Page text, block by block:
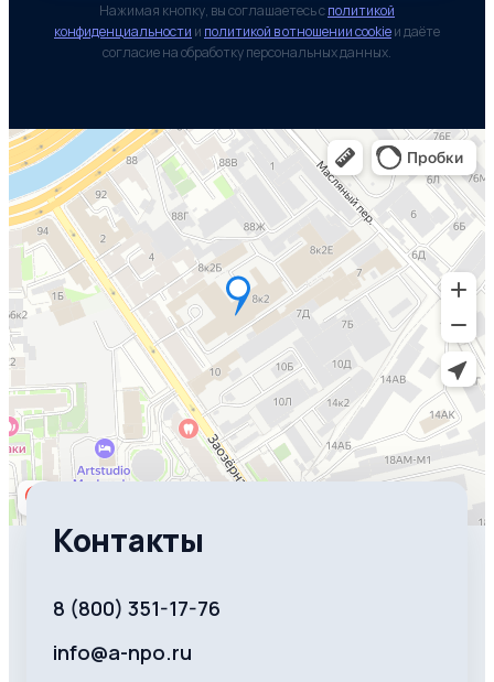
Нажимая кнопку, вы соглашаетесь сполитикой
конфиденциальности и политикой в отношении cookieи даёте
согласие на обработку персональных данных.
Контакты
8 (800) 351-17-76
info@a-npo.ru